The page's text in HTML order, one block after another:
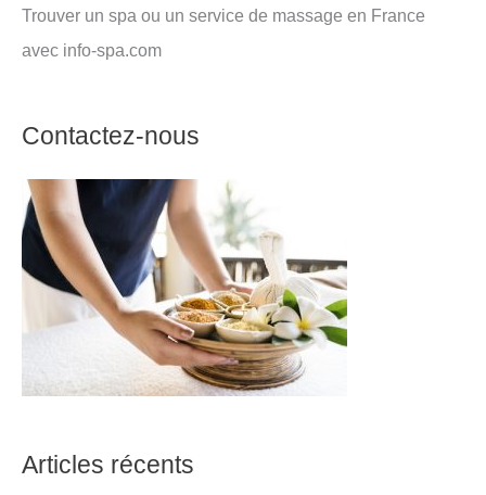
Trouver un spa ou un service de massage en France
avec info-spa.com
Contactez-nous
Articles récents